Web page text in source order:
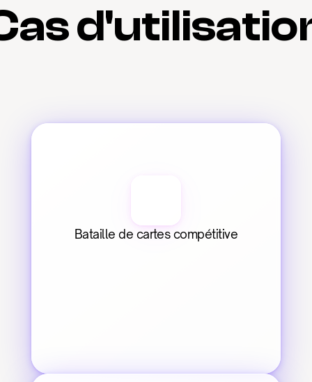
Bataille de cartes compétitive